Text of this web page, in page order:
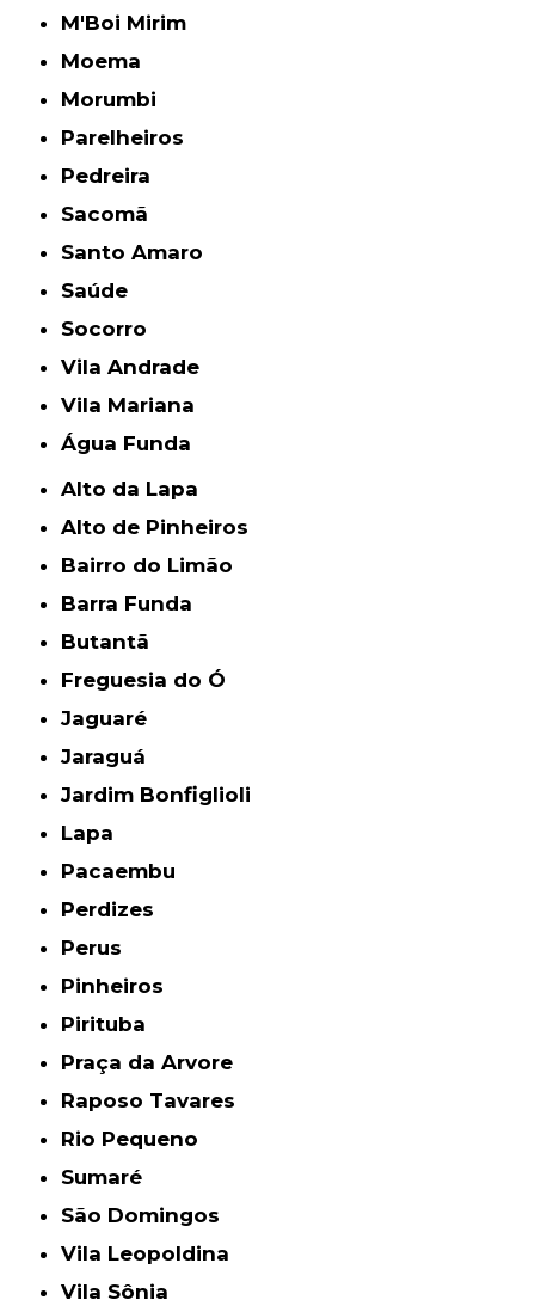
M'Boi Mirim
Moema
Morumbi
Parelheiros
Pedreira
Sacomã
Santo Amaro
Saúde
Socorro
Vila Andrade
Vila Mariana
Água Funda
Alto da Lapa
Alto de Pinheiros
Bairro do Limão
Barra Funda
Butantã
Freguesia do Ó
Jaguaré
Jaraguá
Jardim Bonfiglioli
Lapa
Pacaembu
Perdizes
Perus
Pinheiros
Pirituba
Praça da Arvore
Raposo Tavares
Rio Pequeno
Sumaré
São Domingos
Vila Leopoldina
Vila Sônia